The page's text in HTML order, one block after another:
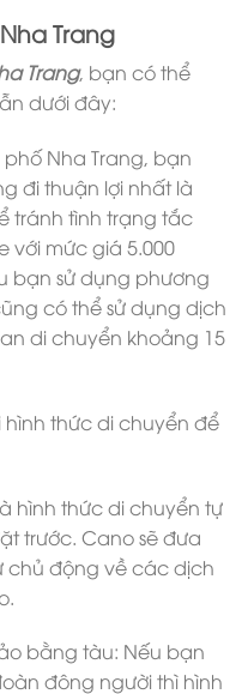
Trang
Trang, bạn có thể
dưới đây:
Nha Trang, bạn
đi thuận lợi nhất là
tránh tình trạng tắc
với mức giá 5.000
bạn sử dụng phương
có thể sử dụng dịch
di chuyển khoảng 15
thức di chuyển để
hình thức di chuyển tự
trước. Cano sẽ đưa
chủ động về các dịch
bằng tàu: Nếu bạn
đông người thì hình